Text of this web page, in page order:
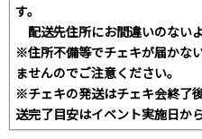
す。
配送先住所にお間違いのない
※住所不備等でチェキが届かな
ませんのでご注意ください。
※チェキの発送はチェキ会終了
送完了目安はイベント実施日か